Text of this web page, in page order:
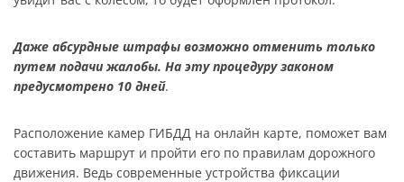
Даже абсурдные штрафы возможно отменить только
путем подачи жалобы. На эту процедуру законом
предусмотрено 10 дней.
Расположение камер ГИБДД на онлайн карте, поможет вам
составить маршрут и пройти его по правилам дорожного
движения. Ведь современные устройства фиксации